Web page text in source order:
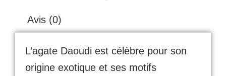
Avis (0)
L’agate Daoudi est célèbre pour son
origine exotique et ses motifs